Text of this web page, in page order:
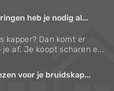
heb je nodig al...
kapper? Dan komt er
je af. Je koopt scharen e...
voor je bruidskap...